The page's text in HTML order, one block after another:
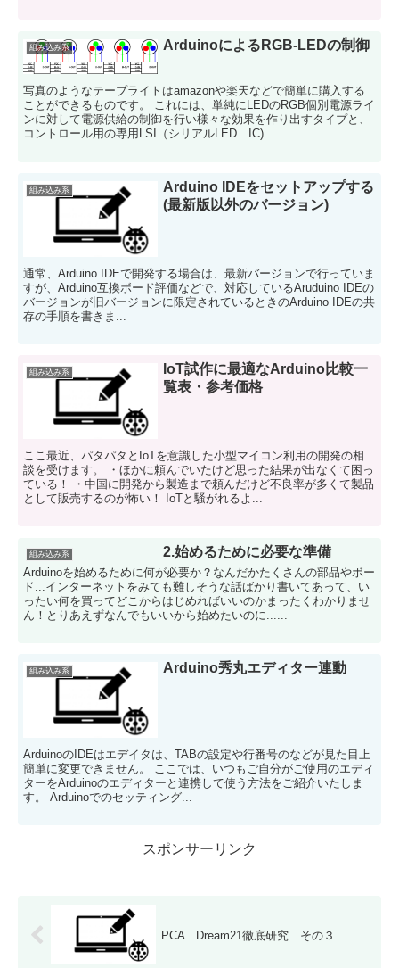
組み込み系 ArduinoによるRGB-LEDの制御
写真のようなテープライトはamazonや楽天などで簡単に購入する
ことができるものです。 これには、単純にLEDのRGB個別電源ライ
ンに対して電源供給の制御を行い様々な効果を作り出すタイプと、
コントロール用の専用LSI（シリアルLED IC)...
組み込み系
Arduino IDEをセットアップする
(最新版以外のバージョン)
通常、Arduino IDEで開発する場合は、最新バージョンで行っていま
すが、Arduino互換ボード評価などで、対応しているAruduino IDEの
バージョンが旧バージョンに限定されているときのArduino IDEの共
存の手順を書きま...
組み込み系
IoT試作に最適なArduino比較一
覧表・参考価格
ここ最近、パタパタとIoTを意識した小型マイコン利用の開発の相
談を受けます。 ・ほかに頼んでいたけど思った結果が出なくて困っ
ている！ ・中国に開発から製造まで頼んだけど不良率が多くて製品
として販売するのが怖い！ IoTと騒がれるよ...
組み込み系 2.始めるために必要な準備
Arduinoを始めるために何が必要か？なんだかたくさんの部品やボー
ド...インターネットをみても難しそうな話ばかり書いてあって、い
ったい何を買ってどこからはじめればいいのかまったくわかりませ
ん！とりあえずなんでもいいから始めたいのに......
組み込み系 Arduino秀丸エディター連動
ArduinoのIDEはエデイタは、TABの設定や行番号のなどが見た目上
簡単に変更できません。 ここでは、いつもご自分がご使用のエディ
ターをArduinoのエディターと連携して使う方法をご紹介いたしま
す。 Arduinoでのセッティング...
スポンサーリンク
PCA Dream21徹底研究 その３